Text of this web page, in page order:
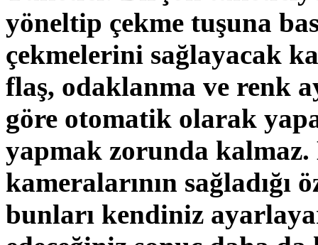
yöneltip çekme tuşuna
çekmelerini sağlayacak
flaş, odaklanma ve renk
göre otomatik olarak
yapmak zorunda
kameralarının
bunları kendiniz